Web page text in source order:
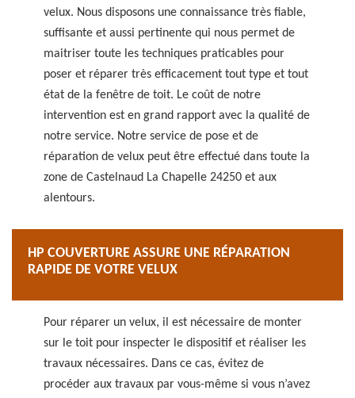
velux. Nous disposons une connaissance très fiable,
suffisante et aussi pertinente qui nous permet de
maitriser toute les techniques praticables pour
poser et réparer très efficacement tout type et tout
état de la fenêtre de toit. Le coût de notre
intervention est en grand rapport avec la qualité de
notre service. Notre service de pose et de
réparation de velux peut être effectué dans toute la
zone de Castelnaud La Chapelle 24250 et aux
alentours.
HP COUVERTURE ASSURE UNE RÉPARATION
RAPIDE DE VOTRE VELUX
Pour réparer un velux, il est nécessaire de monter
sur le toit pour inspecter le dispositif et réaliser les
travaux nécessaires. Dans ce cas, évitez de
procéder aux travaux par vous-même si vous n’avez